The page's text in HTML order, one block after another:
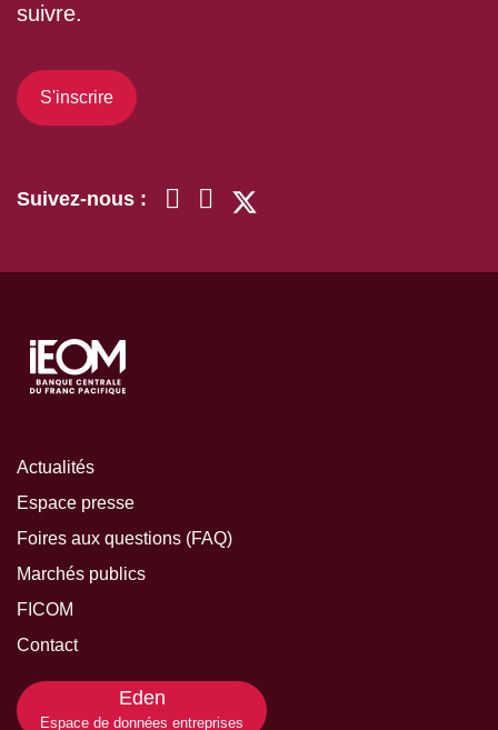
suivre.
S'inscrire
Suivez-nous :
Actualités
Espace presse
Foires aux questions (FAQ)
Marchés publics
FICOM
Contact
Eden
Espace de données entreprises